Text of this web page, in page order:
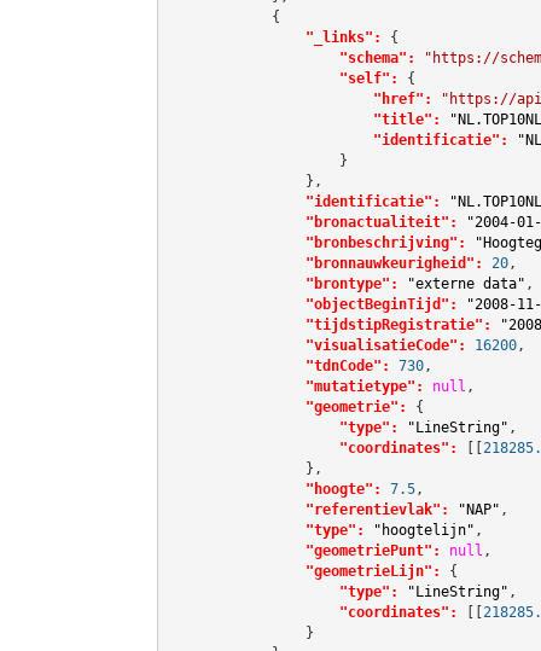
            {
"_links":
{
"schema":
"https://
"self":
{
"href":
"https://
"title":
"identificatie":
                    }
                },
"identificatie":
"bronactualiteit":
"2004-
"bronbeschrijving":
"bronnauwkeurigheid":
20,
"brontype":
"externe data" ,
"objectBeginTijd":
"2008-
"tijdstipRegistratie":
"visualisatieCode":
16200,
"tdnCode":
730,
"mutatietype":
null ,
"geometrie":
{
"type":
"LineString" ,
"coordinates":
[[
                },
"hoogte":
7.5,
"referentievlak":
"NAP" ,
"type":
"hoogtelijn" ,
"geometriePunt":
null ,
"geometrieLijn":
{
"type":
"LineString" ,
"coordinates":
[[
                }